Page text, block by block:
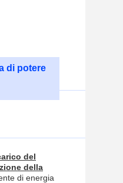
di potere
del
della
di energia